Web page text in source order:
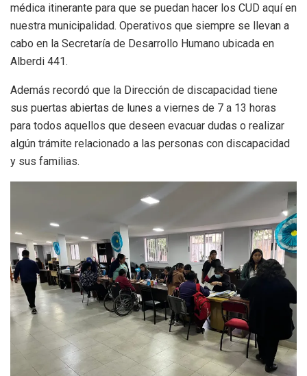
médica itinerante para que se puedan hacer los CUD aquí en
nuestra municipalidad. Operativos que siempre se llevan a
cabo en la Secretaría de Desarrollo Humano ubicada en
Alberdi 441.
Además recordó que la Dirección de discapacidad tiene
sus puertas abiertas de lunes a viernes de 7 a 13 horas
para todos aquellos que deseen evacuar dudas o realizar
algún trámite relacionado a las personas con discapacidad
y sus familias.